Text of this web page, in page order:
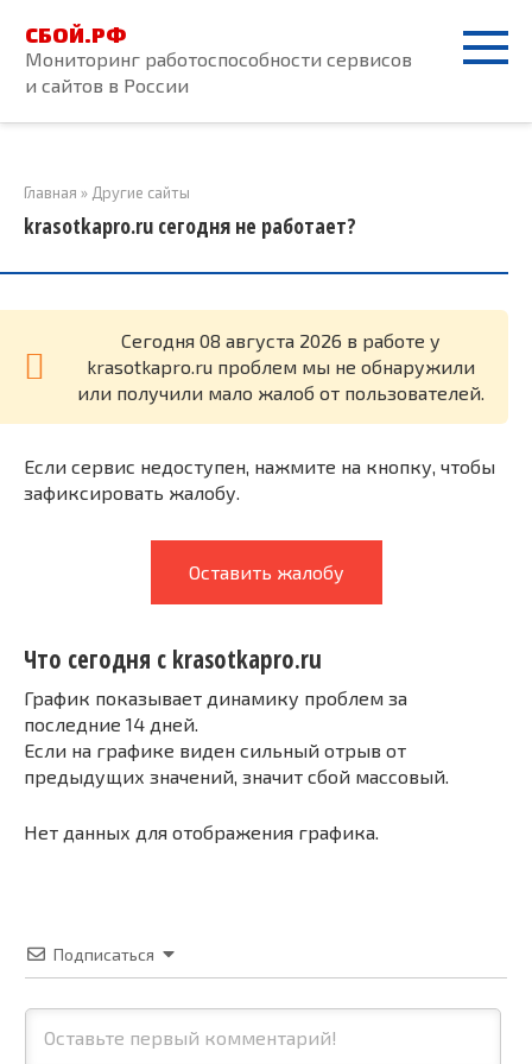
контенту
СБОЙ.РФ
Мониторинг работоспособности сервисов
и сайтов в России
Главная » Другие сайты
krasotkapro.ru сегодня не работает?
Cегодня 08 августа 2026 в работе у
krasotkapro.ru проблем мы не обнаружили
или получили мало жалоб от пользователей.
Если сервис недоступен, нажмите на кнопку, чтобы
зафиксировать жалобу.
Оставить жалобу
Что сегодня с krasotkapro.ru
График показывает динамику проблем за
последние 14 дней.
Если на графике виден сильный отрыв от
предыдущих значений, значит сбой массовый.
Нет данных для отображения графика.
Подписаться